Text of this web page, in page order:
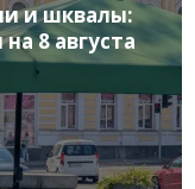
и шквалы:
8 августа